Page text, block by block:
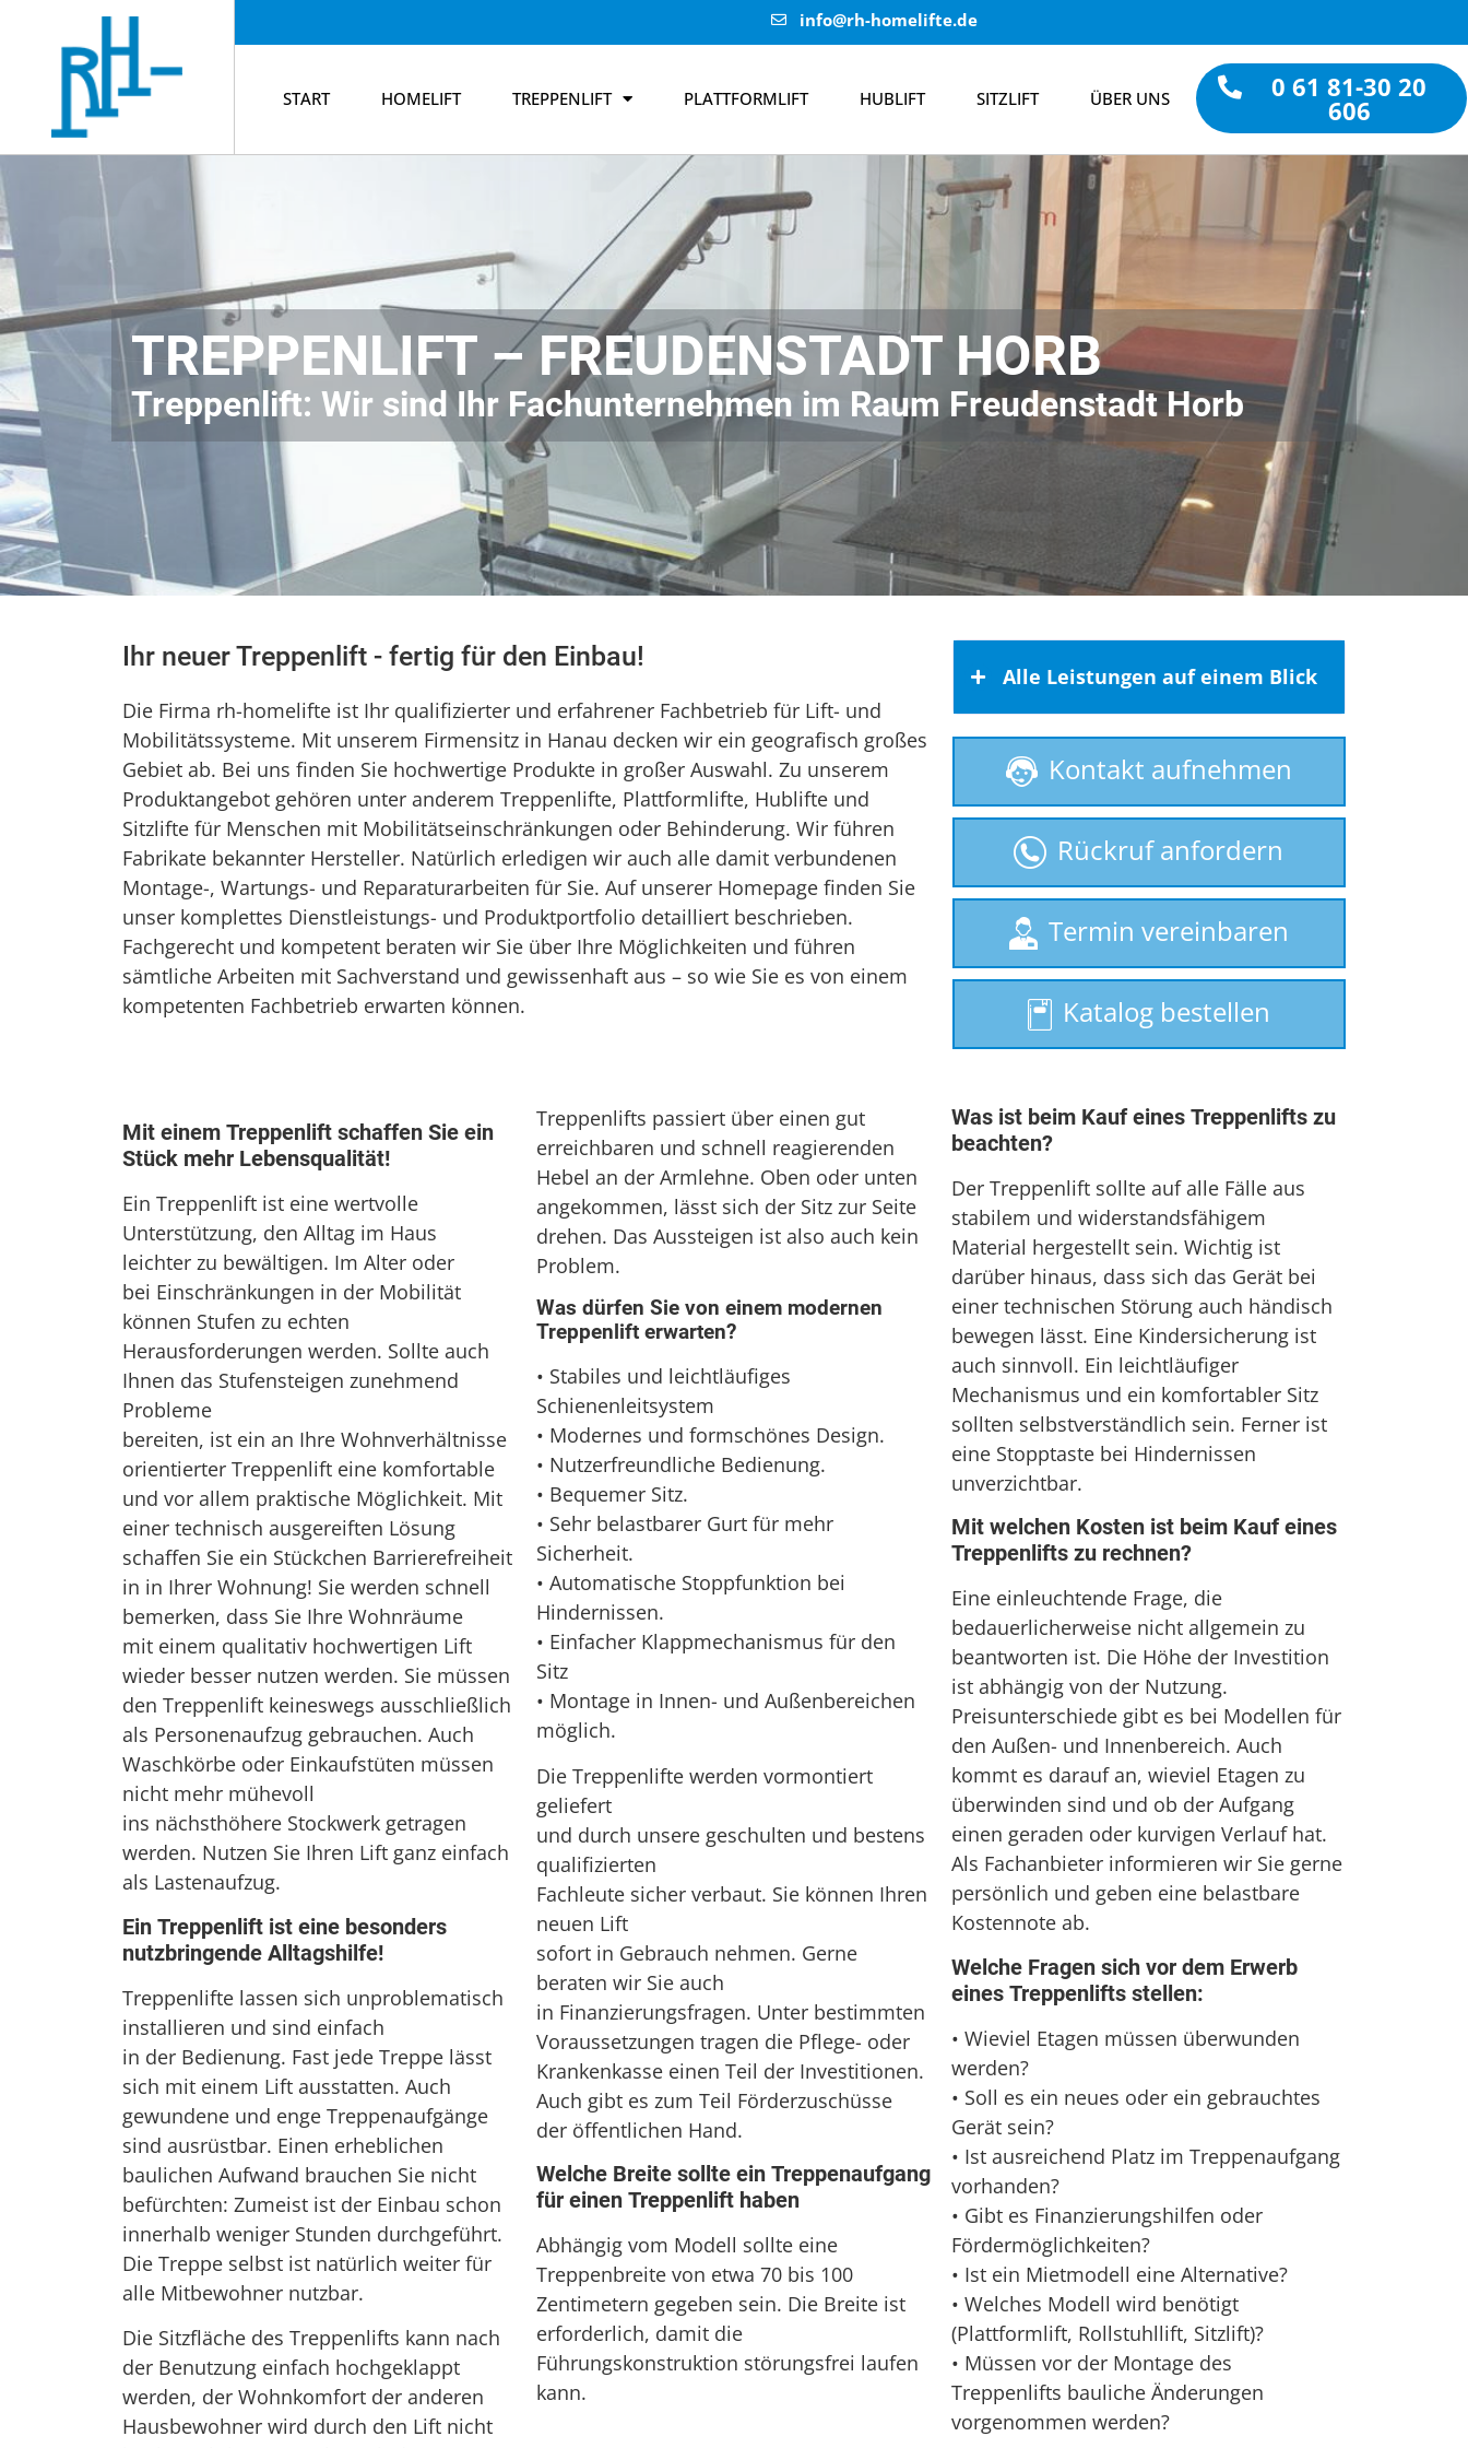
info@rh-homelifte.de
START HOMELIFT TREPPENLIFT PLATTFORMLIFT HUBLIFT SITZLIFT ÜBER UNS 0 61 81-30 20
606
TREPPENLIFT – FREUDENSTADT HORB
Treppenlift: Wir sind Ihr Fachunternehmen im Raum Freudenstadt Horb
Ihr neuer Treppenlift - fertig für den Einbau!
Die Firma rh-homelifte ist Ihr qualifizierter und erfahrener Fachbetrieb für Lift- und
Mobilitätssysteme. Mit unserem Firmensitz in Hanau decken wir ein geografisch großes
Gebiet ab. Bei uns finden Sie hochwertige Produkte in großer Auswahl. Zu unserem
Produktangebot gehören unter anderem Treppenlifte, Plattformlifte, Hublifte und
Sitzlifte für Menschen mit Mobilitätseinschränkungen oder Behinderung. Wir führen
Fabrikate bekannter Hersteller. Natürlich erledigen wir auch alle damit verbundenen
Montage-, Wartungs- und Reparaturarbeiten für Sie. Auf unserer Homepage finden Sie
unser komplettes Dienstleistungs- und Produktportfolio detailliert beschrieben.
Fachgerecht und kompetent beraten wir Sie über Ihre Möglichkeiten und führen
sämtliche Arbeiten mit Sachverstand und gewissenhaft aus – so wie Sie es von einem
kompetenten Fachbetrieb erwarten können.
Alle Leistungen auf einem Blick
Behindertenlift
gebrauchte Treppenlifte
Homelift
Hublift
Rollstuhllift
Seniorenlift
Sitzlift
Treppenaufzug
Treppenlift mieten
Kontakt aufnehmen
Rückruf anfordern
Termin vereinbaren
Katalog bestellen
Mit einem Treppenlift schaffen Sie ein
Stück mehr Lebensqualität!
Ein Treppenlift ist eine wertvolle
Unterstützung, den Alltag im Haus
leichter zu bewältigen. Im Alter oder
bei Einschränkungen in der Mobilität
können Stufen zu echten
Herausforderungen werden. Sollte auch
Ihnen das Stufensteigen zunehmend
Probleme
bereiten, ist ein an Ihre Wohnverhältnisse
orientierter Treppenlift eine komfortable
und vor allem praktische Möglichkeit. Mit
einer technisch ausgereiften Lösung
schaffen Sie ein Stückchen Barrierefreiheit
in in Ihrer Wohnung! Sie werden schnell
bemerken, dass Sie Ihre Wohnräume
mit einem qualitativ hochwertigen Lift
wieder besser nutzen werden. Sie müssen
den Treppenlift keineswegs ausschließlich
als Personenaufzug gebrauchen. Auch
Waschkörbe oder Einkaufstüten müssen
nicht mehr mühevoll
ins nächsthöhere Stockwerk getragen
werden. Nutzen Sie Ihren Lift ganz einfach
als Lastenaufzug.
Ein Treppenlift ist eine besonders
nutzbringende Alltagshilfe!
Treppenlifte lassen sich unproblematisch
installieren und sind einfach
in der Bedienung. Fast jede Treppe lässt
sich mit einem Lift ausstatten. Auch
gewundene und enge Treppenaufgänge
sind ausrüstbar. Einen erheblichen
baulichen Aufwand brauchen Sie nicht
befürchten: Zumeist ist der Einbau schon
innerhalb weniger Stunden durchgeführt.
Die Treppe selbst ist natürlich weiter für
alle Mitbewohner nutzbar.
Die Sitzfläche des Treppenlifts kann nach
der Benutzung einfach hochgeklappt
werden, der Wohnkomfort der anderen
Hausbewohner wird durch den Lift nicht
Treppenlifts passiert über einen gut
erreichbaren und schnell reagierenden
Hebel an der Armlehne. Oben oder unten
angekommen, lässt sich der Sitz zur Seite
drehen. Das Aussteigen ist also auch kein
Problem.
Was dürfen Sie von einem modernen
Treppenlift erwarten?
• Stabiles und leichtläufiges
Schienenleitsystem
• Modernes und formschönes Design.
• Nutzerfreundliche Bedienung.
• Bequemer Sitz.
• Sehr belastbarer Gurt für mehr
Sicherheit.
• Automatische Stoppfunktion bei
Hindernissen.
• Einfacher Klappmechanismus für den
Sitz
• Montage in Innen- und Außenbereichen
möglich.
Die Treppenlifte werden vormontiert
geliefert
und durch unsere geschulten und bestens
qualifizierten
Fachleute sicher verbaut. Sie können Ihren
neuen Lift
sofort in Gebrauch nehmen. Gerne
beraten wir Sie auch
in Finanzierungsfragen. Unter bestimmten
Voraussetzungen tragen die Pflege- oder
Krankenkasse einen Teil der Investitionen.
Auch gibt es zum Teil Förderzuschüsse
der öffentlichen Hand.
Welche Breite sollte ein Treppenaufgang
für einen Treppenlift haben
Abhängig vom Modell sollte eine
Treppenbreite von etwa 70 bis 100
Zentimetern gegeben sein. Die Breite ist
erforderlich, damit die
Führungskonstruktion störungsfrei laufen
kann.
Was ist beim Kauf eines Treppenlifts zu
beachten?
Der Treppenlift sollte auf alle Fälle aus
stabilem und widerstandsfähigem
Material hergestellt sein. Wichtig ist
darüber hinaus, dass sich das Gerät bei
einer technischen Störung auch händisch
bewegen lässt. Eine Kindersicherung ist
auch sinnvoll. Ein leichtläufiger
Mechanismus und ein komfortabler Sitz
sollten selbstverständlich sein. Ferner ist
eine Stopptaste bei Hindernissen
unverzichtbar.
Mit welchen Kosten ist beim Kauf eines
Treppenlifts zu rechnen?
Eine einleuchtende Frage, die
bedauerlicherweise nicht allgemein zu
beantworten ist. Die Höhe der Investition
ist abhängig von der Nutzung.
Preisunterschiede gibt es bei Modellen für
den Außen- und Innenbereich. Auch
kommt es darauf an, wieviel Etagen zu
überwinden sind und ob der Aufgang
einen geraden oder kurvigen Verlauf hat.
Als Fachanbieter informieren wir Sie gerne
persönlich und geben eine belastbare
Kostennote ab.
Welche Fragen sich vor dem Erwerb
eines Treppenlifts stellen:
• Wieviel Etagen müssen überwunden
werden?
• Soll es ein neues oder ein gebrauchtes
Gerät sein?
• Ist ausreichend Platz im Treppenaufgang
vorhanden?
• Gibt es Finanzierungshilfen oder
Fördermöglichkeiten?
• Ist ein Mietmodell eine Alternative?
• Welches Modell wird benötigt
(Plattformlift, Rollstuhllift, Sitzlift)?
• Müssen vor der Montage des
Treppenlifts bauliche Änderungen
vorgenommen werden?